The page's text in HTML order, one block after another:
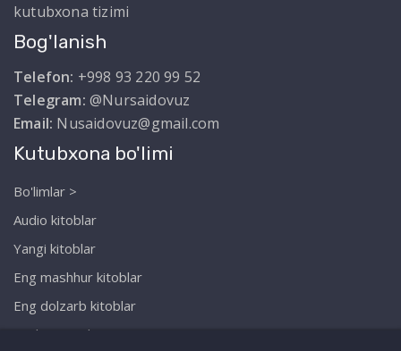
kutubxona tizimi
Bog'lanish
Telefon: +998 93 220 99 52
Telegram: @Nursaidovuz
Email: Nusaidovuz@gmail.com
Kutubxona bo'limi
Bo'limlar >
Audio kitoblar
Yangi kitoblar
Eng mashhur kitoblar
Eng dolzarb kitoblar
Biz haqimizda